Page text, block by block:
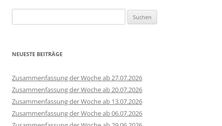
nach:
NEUESTE BEITRÄGE
Zusammenfassung der Woche ab 27.07.2026
Zusammenfassung der Woche ab 20.07.2026
Zusammenfassung der Woche ab 13.07.2026
Zusammenfassung der Woche ab 06.07.2026